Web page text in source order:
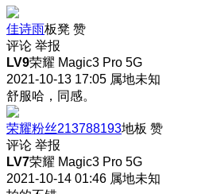
佳诗雨板凳 赞
评论 举报
LV9荣耀 Magic3 Pro 5G
2021-10-13 17:05 属地未知
舒服哈，同感。
荣耀粉丝213788193地板 赞
评论 举报
LV7荣耀 Magic3 Pro 5G
2021-10-14 01:46 属地未知